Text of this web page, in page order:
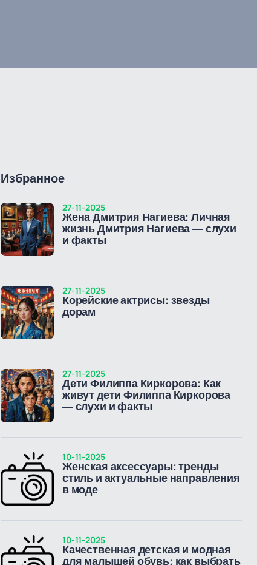
Избранное
Жена Дмитрия Нагиева: Личная
жизнь Дмитрия Нагиева — слухи
и факты
27-11-2025
Корейские актрисы: звезды
дорам
27-11-2025
Дети Филиппа Киркорова: Как
живут дети Филиппа Киркорова
— слухи и факты
27-11-2025
Женская аксессуары: тренды
стиль и актуальные направления
в моде
10-11-2025
Качественная детская и модная
для малышей обувь: как выбрать
10-11-2025